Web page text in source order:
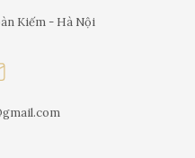
Kiếm - Hà Nội